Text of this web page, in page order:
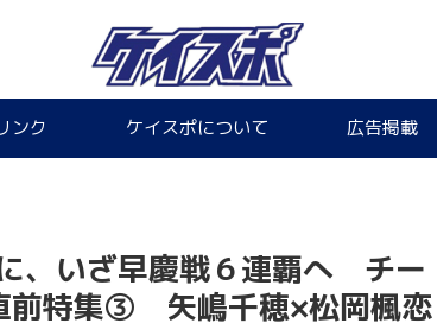
ンク ケイスポについて 広告掲載
、いざ早慶戦６連覇へ チー
前特集③ 矢嶋千穂×松岡楓恋